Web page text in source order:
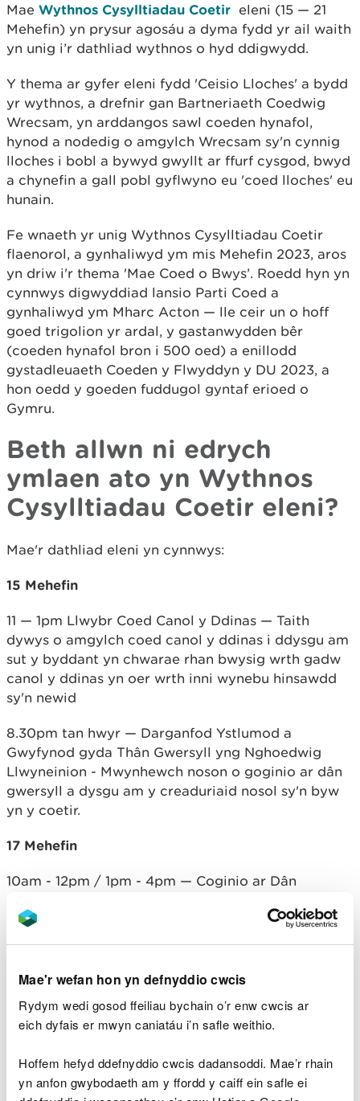
Mae'r wefan hon yn defnyddio cwcis
Rydym wedi gosod ffeiliau bychain o’r enw cwcis ar
eich dyfais er mwyn caniatáu i’n safle weithio.
Hoffem hefyd ddefnyddio cwcis dadansoddi. Mae’r rhain
yn anfon gwybodaeth am y ffordd y caiff ein safle ei
Mae Wythnos Cysylltiadau Coetir eleni (15 — 21
Mehefin) yn prysur agosáu a dyma fydd yr ail waith
yn unig i’r dathliad wythnos o hyd ddigwydd.
Y thema ar gyfer eleni fydd 'Ceisio Lloches' a bydd
yr wythnos, a drefnir gan Bartneriaeth Coedwig
Wrecsam, yn arddangos sawl coeden hynafol,
hynod a nodedig o amgylch Wrecsam sy'n cynnig
lloches i bobl a bywyd gwyllt ar ffurf cysgod, bwyd
a chynefin a gall pobl gyflwyno eu 'coed lloches' eu
hunain.
Fe wnaeth yr unig Wythnos Cysylltiadau Coetir
flaenorol, a gynhaliwyd ym mis Mehefin 2023, aros
yn driw i'r thema 'Mae Coed o Bwys’. Roedd hyn yn
cynnwys digwyddiad lansio Parti Coed a
gynhaliwyd ym Mharc Acton — lle ceir un o hoff
goed trigolion yr ardal, y gastanwydden bêr
(coeden hynafol bron i 500 oed) a enillodd
gystadleuaeth Coeden y Flwyddyn y DU 2023, a
hon oedd y goeden fuddugol gyntaf erioed o
Gymru.
Beth allwn ni edrych
ymlaen ato yn Wythnos
Cysylltiadau Coetir eleni?
Mae'r dathliad eleni yn cynnwys:
15 Mehefin
11 — 1pm Llwybr Coed Canol y Ddinas — Taith
dywys o amgylch coed canol y ddinas i ddysgu am
sut y byddant yn chwarae rhan bwysig wrth gadw
canol y ddinas yn oer wrth inni wynebu hinsawdd
sy'n newid
8.30pm tan hwyr — Darganfod Ystlumod a
Gwyfynod gyda Thân Gwersyll yng Nghoedwig
Llwyneinion - Mwynhewch noson o goginio ar dân
gwersyll a dysgu am y creaduriaid nosol sy'n byw
yn y coetir.
17 Mehefin
10am - 12pm / 1pm - 4pm — Coginio ar Dân
Ymunwch â Woodland Classroom am ddiwrnod o
bywyd gwyllt.
18 Mehefin
bydd Brian Palmer o Coed Cadw yn rhoi sgwrs am
bwysigrwydd Coed Hynafol a pham eu bod yn